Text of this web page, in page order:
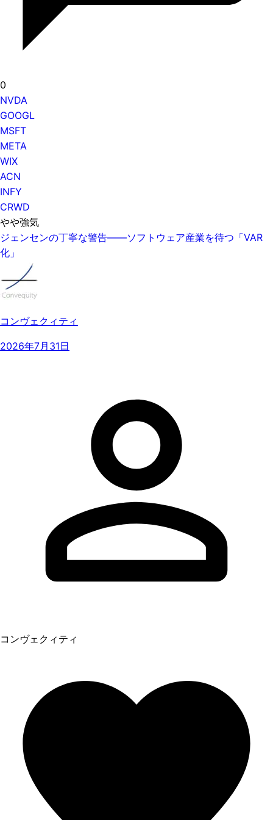
0
NVDA
GOOGL
MSFT
META
WIX
ACN
INFY
CRWD
やや強気
ジェンセンの丁寧な警告——ソフトウェア産業を待つ「VAR
化」
コンヴェクィティ
2026年7月31日
コンヴェクィティ